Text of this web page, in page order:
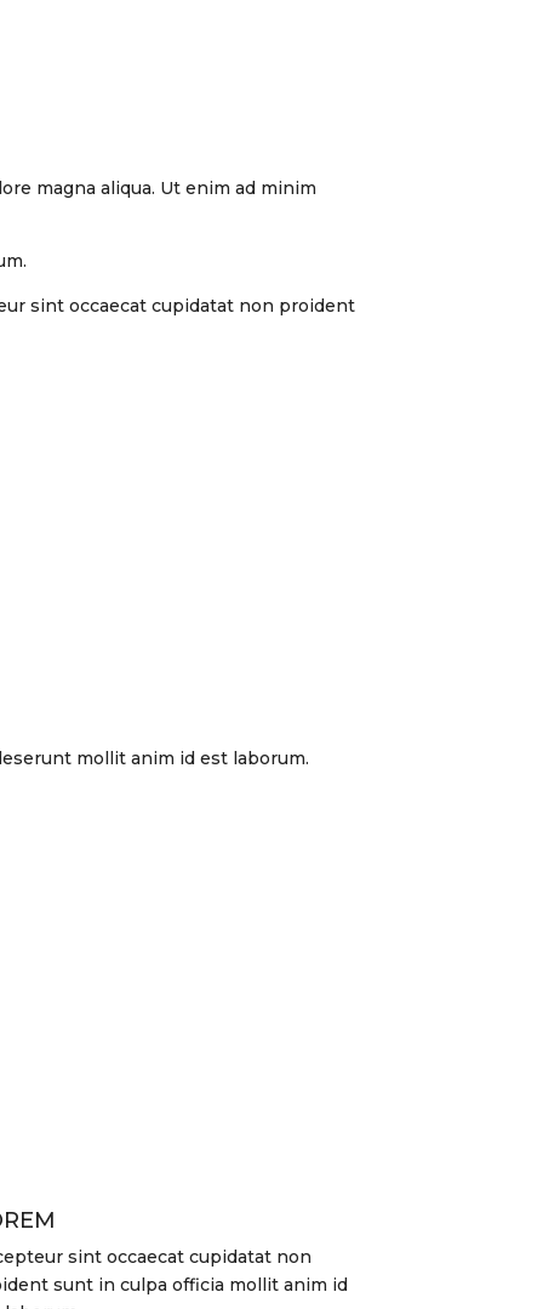
magna aliqua. Ut enim ad minim
sint occaecat cupidatat non proident
mollit anim id est laborum.
sint occaecat cupidatat non
sunt in culpa officia mollit anim id